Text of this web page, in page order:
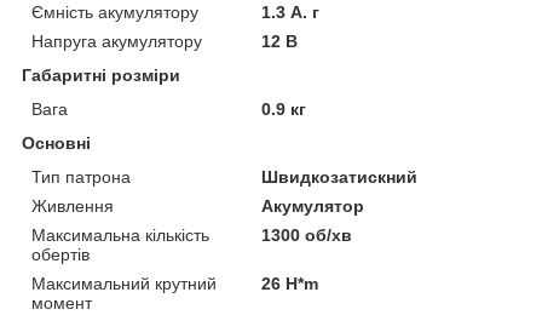
Ємність акумулятору
1.3 А. г
Напруга акумулятору
12 В
Габаритні розміри
Вага
0.9 кг
Основні
Тип патрона
Швидкозатискний
Живлення
Акумулятор
Максимальна кількість
обертів
1300 об/хв
Максимальний крутний
момент
26 H*m